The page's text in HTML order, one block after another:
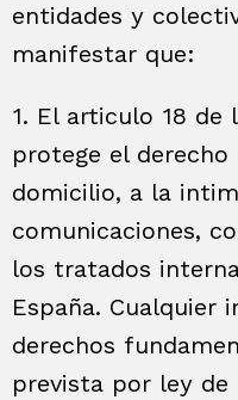
entidades y
manifestar que:
1. El articulo 18 de
protege el
domicilio, a la
comunicaciones,
los tratados
España. Cualquier
derechos
prevista por ley